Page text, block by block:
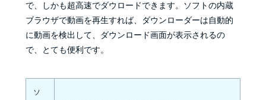
で、しかも超高速でダウロードできます。ソフトの内蔵
ブラウザで動画を再生すれば、ダウンローダーは自動的
に動画を検出して、ダウンロード画面が表示されるの
で、とても便利です。
ソ